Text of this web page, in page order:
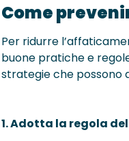
Come
Per ridurre
buone pratiche e
strategie che possono
1. Adotta la regola